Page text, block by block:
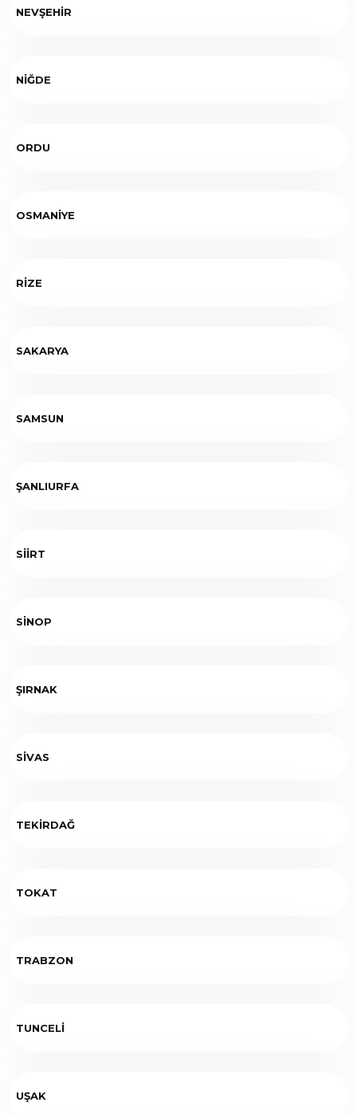
NEVŞEHİR
NİĞDE
ORDU
OSMANİYE
RİZE
SAKARYA
SAMSUN
ŞANLIURFA
SİİRT
SİNOP
ŞIRNAK
SİVAS
TEKİRDAĞ
TOKAT
TRABZON
TUNCELİ
UŞAK